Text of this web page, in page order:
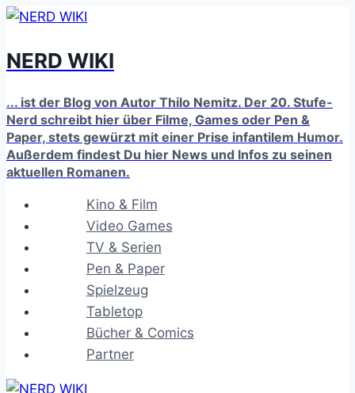
Zum
springen
NERD WIKI
... ist der Blog von Autor Thilo Nemitz. Der 20. Stufe-
Nerd schreibt hier über Filme, Games oder Pen &
Paper, stets gewürzt mit einer Prise infantilem Humor.
Außerdem findest Du hier News und Infos zu seinen
aktuellen Romanen.
Kino & Film
Video Games
TV & Serien
Pen & Paper
Spielzeug
Tabletop
Bücher & Comics
Partner